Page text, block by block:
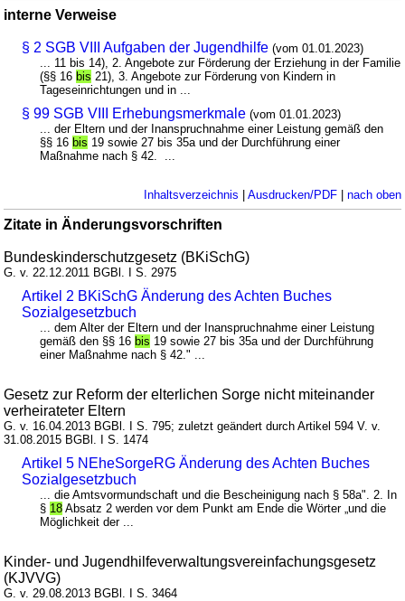
interne Verweise
§ 2 SGB VIII Aufgaben der Jugendhilfe (vom 01.01.2023)
... 11 bis 14), 2. Angebote zur Förderung der Erziehung in der Familie
(§§ 16bis 21), 3. Angebote zur Förderung von Kindern in
Tageseinrichtungen und in ...
§ 99 SGB VIII Erhebungsmerkmale (vom 01.01.2023)
... der Eltern und der Inanspruchnahme einer Leistung gemäß den
§§ 16bis 19 sowie 27 bis 35a und der Durchführung einer
Maßnahme nach § 42. ...
Inhaltsverzeichnis | Ausdrucken/PDF| nach oben
Zitate in Änderungsvorschriften
Bundeskinderschutzgesetz (BKiSchG)
G. v. 22.12.2011 BGBl. I S. 2975
Artikel 2 BKiSchG Änderung des Achten Buches
Sozialgesetzbuch
... dem Alter der Eltern und der Inanspruchnahme einer Leistung
gemäß den §§ 16bis 19 sowie 27 bis 35a und der Durchführung
einer Maßnahme nach § 42." ...
Gesetz zur Reform der elterlichen Sorge nicht miteinander
verheirateter Eltern
G. v. 16.04.2013 BGBl. I S. 795; zuletzt geändert durch Artikel 594 V. v.
31.08.2015 BGBl. I S. 1474
Artikel 5 NEheSorgeRG Änderung des Achten Buches
Sozialgesetzbuch
... die Amtsvormundschaft und die Bescheinigung nach § 58a". 2. In
§ 18 Absatz 2 werden vor dem Punkt am Ende die Wörter „und die
Möglichkeit der ...
Kinder- und Jugendhilfeverwaltungsvereinfachungsgesetz
(KJVVG)
G. v. 29.08.2013 BGBl. I S. 3464